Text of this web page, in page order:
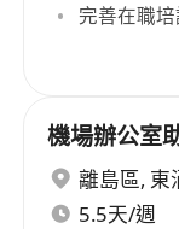
完善在職
機場辦公室
離島區, 東
5.5天/週